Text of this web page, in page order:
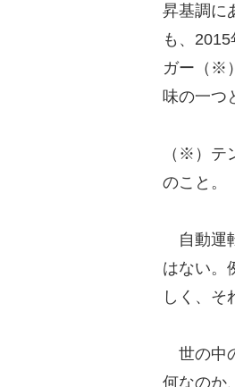
昇基調に
も、
ガー（※
味の一つ
（※）テ
のこと。
自動運
はない。
しく、そ
世の中
何なのか